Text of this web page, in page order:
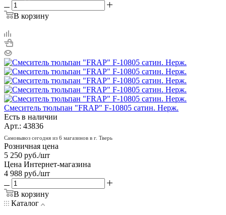
В корзину
Смеситель тюльпан "FRAP" F-10805 сатин. Нерж.
Есть в наличии
Арт.: 43836
Самовывоз сегодня из 6 магазинов в г. Тверь
Розничная цена
5 250 руб./шт
Цена Интернет-магазина
4 988 руб./шт
В корзину
Каталог